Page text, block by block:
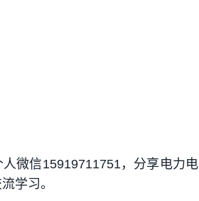
微信15919711751，分享电力电
学习。